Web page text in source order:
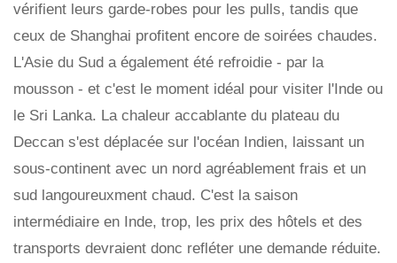
vérifient leurs garde-robes pour les pulls, tandis que
ceux de Shanghai profitent encore de soirées chaudes.
L'Asie du Sud a également été refroidie - par la
mousson - et c'est le moment idéal pour visiter l'Inde ou
le Sri Lanka. La chaleur accablante du plateau du
Deccan s'est déplacée sur l'océan Indien, laissant un
sous-continent avec un nord agréablement frais et un
sud langoureuxment chaud. C'est la saison
intermédiaire en Inde, trop, les prix des hôtels et des
transports devraient donc refléter une demande réduite.